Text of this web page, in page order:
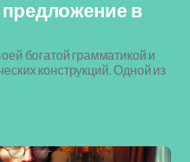
в
богатой грамматикой и
конструкций. Одной из